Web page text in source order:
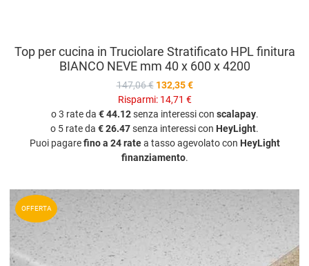
Top per cucina in Truciolare Stratificato HPL finitura
BIANCO NEVE mm 40 x 600 x 4200
147,06 € 132,35 €
Risparmi: 14,71 €
o 3 rate da € 44.12senza interessi con scalapay.
o 5 rate da € 26.47senza interessi con HeyLight.
Puoi pagarefino a 24 ratea tasso agevolato con HeyLight
finanziamento.
OFFERTA